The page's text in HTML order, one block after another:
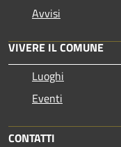
Avvisi
VIVERE IL COMUNE
Luoghi
Eventi
CONTATTI